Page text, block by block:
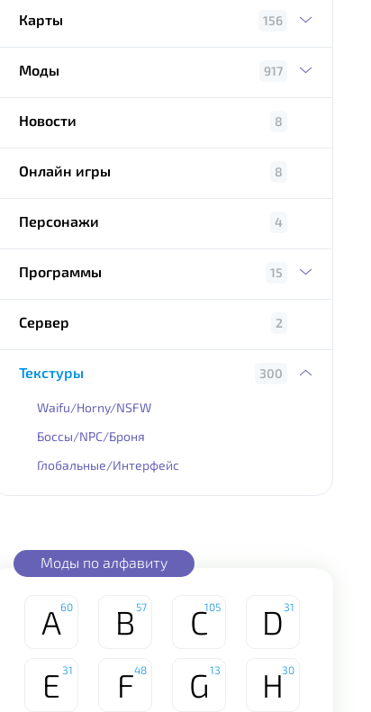
Карты 156
Моды 917
Новости 8
Онлайн игры 8
Персонажи 4
Программы 15
Сервер 2
Текстуры 300
Waifu/Horny/NSFW
Боссы/NPC/Броня
Глобальные/Интерфейс
Моды по алфавиту
A60 B 57 C105 D 31
E 31 F48 G 13 H30